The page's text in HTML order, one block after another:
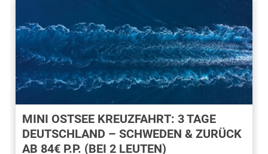
MINI OSTSEE KREUZFAHRT: 3 TAGE
DEUTSCHLAND – SCHWEDEN & ZURÜCK
AB 84€ P.P. (BEI 2 LEUTEN)